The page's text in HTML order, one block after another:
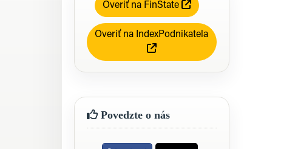
Overiť na FinState
Overiť na IndexPodnikatela
Povedzte o nás